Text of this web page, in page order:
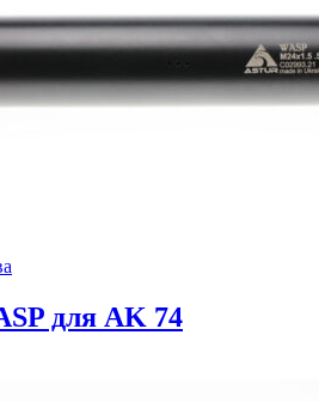
для AK 74